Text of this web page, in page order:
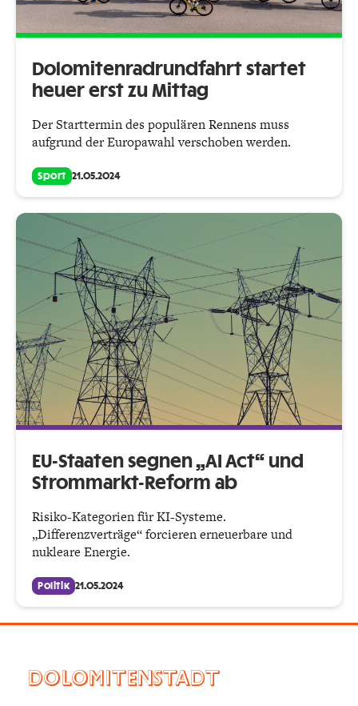
Dolomitenradrundfahrt startet
heuer erst zu Mittag
Der Starttermin des populären Rennens muss
aufgrund der Europawahl verschoben werden.
Sport 21.05.2024
EU-Staaten segnen „AI Act“ und
Strommarkt-Reform ab
Risiko-Kategorien für KI-Systeme.
„Differenzverträge“ forcieren erneuerbare und
nukleare Energie.
Politik 21.05.2024
DOLOMITENSTADT